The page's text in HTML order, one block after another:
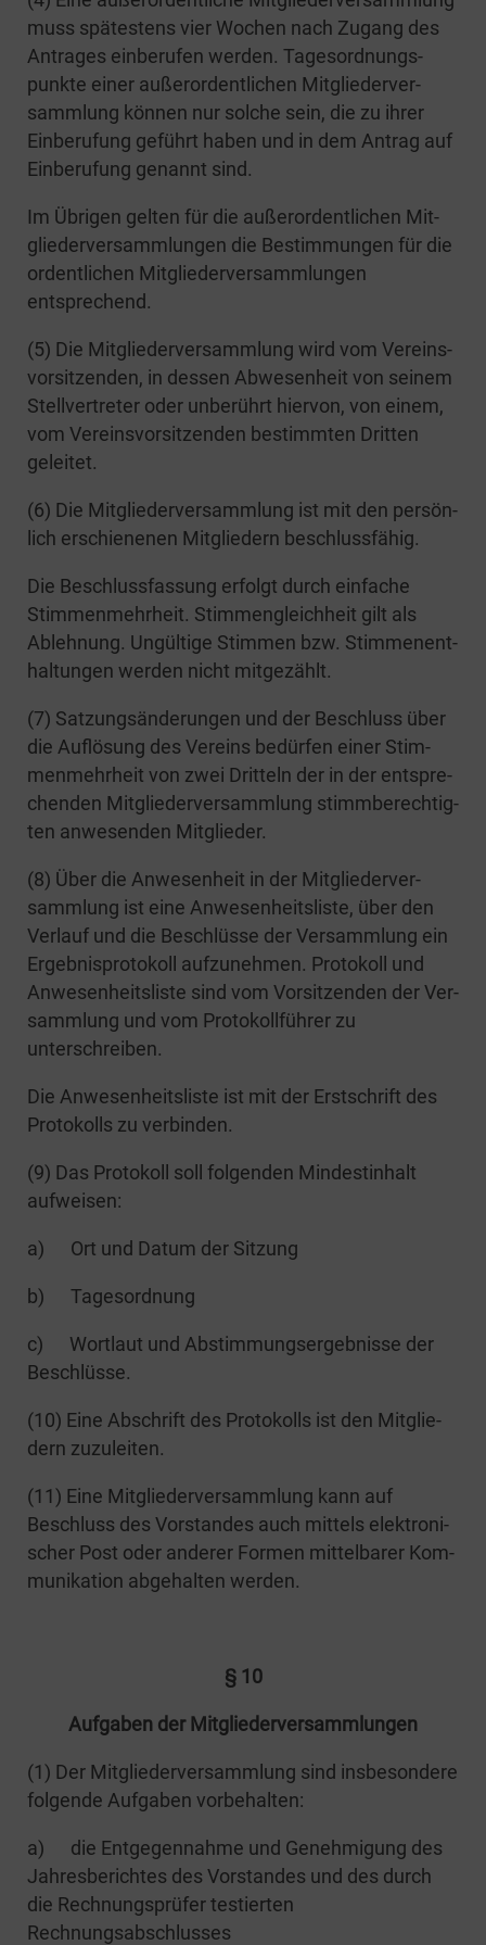
muss spä­tes­tens vier Wochen nach Zugang des
Antra­ges ein­be­ru­fen wer­den. Tages­ord­nungs­
punk­te einer außer­or­dent­li­chen Mit­glie­der­ver­
samm­lung kön­nen nur sol­che sein, die zu ihrer
Ein­be­ru­fung geführt haben und in dem Antrag auf
Ein­be­ru­fung genannt sind.
Im Übri­gen gel­ten für die außer­or­dent­li­chen Mit­
glie­der­ver­samm­lun­gen die Bestim­mun­gen für die
ordent­li­chen Mit­glie­der­ver­samm­lun­gen
entsprechend.
(5) Die Mit­glie­der­ver­samm­lung wird vom Ver­eins­
vor­sit­zen­den, in des­sen Abwe­sen­heit von sei­nem
Stell­ver­tre­ter oder unbe­rührt hier­von, von einem,
vom Ver­eins­vor­sit­zen­den bestimm­ten Drit­ten
geleitet.
(6) Die Mit­glie­der­ver­samm­lung ist mit den per­sön­
lich erschie­ne­nen Mit­glie­dern beschlussfähig.
Die Beschluss­fas­sung erfolgt durch ein­fa­che
Stim­men­mehr­heit. Stim­men­gleich­heit gilt als
Ableh­nung. Ungül­ti­ge Stim­men bzw. Stim­men­ent­
hal­tun­gen wer­den nicht mitgezählt.
(7) Sat­zungs­än­de­run­gen und der Beschluss über
die Auf­lö­sung des Ver­eins bedür­fen einer Stim­
men­mehr­heit von zwei Drit­teln der in der ent­spre­
chen­den Mit­glie­der­ver­samm­lung stimm­be­rech­tig­
ten anwe­sen­den Mitglieder.
(8) Über die Anwe­sen­heit in der Mit­glie­der­ver­
samm­lung ist eine Anwe­sen­heits­lis­te, über den
Ver­lauf und die Beschlüs­se der Ver­samm­lung ein
Ergeb­nis­pro­to­koll auf­zu­neh­men. Pro­to­koll und
Anwe­sen­heits­lis­te sind vom Vor­sit­zen­den der Ver­
samm­lung und vom Pro­to­koll­füh­rer zu
unterschreiben.
Die Anwe­sen­heits­lis­te ist mit der Erst­schrift des
Pro­to­kolls zu verbinden.
(9) Das Pro­to­koll soll fol­gen­den Min­dest­in­halt
aufweisen:
a) Ort und Datum der Sitzung
b) Tages­ord­nung
c) Wort­laut und Abstim­mungs­er­geb­nis­se der
Beschlüsse.
(10) Eine Abschrift des Pro­to­kolls ist den Mit­glie­
dern zuzuleiten.
(11) Eine Mit­glie­der­ver­samm­lung kann auf
Beschluss des Vor­stan­des auch mit­tels elek­tro­ni­
scher Post oder ande­rer For­men mit­tel­ba­rer Kom­
mu­ni­ka­ti­on abge­hal­ten werden.
§ 10
Auf­ga­ben der Mitgliederversammlungen
(1) Der Mit­glie­der­ver­samm­lung sind ins­be­son­de­re
fol­gen­de Auf­ga­ben vorbehalten:
a) die Ent­ge­gen­nah­me und Geneh­mi­gung des
Jah­res­be­rich­tes des Vor­stan­des und des durch
die Rech­nungs­prü­fer tes­tier­ten
Rechnungsabschlusses